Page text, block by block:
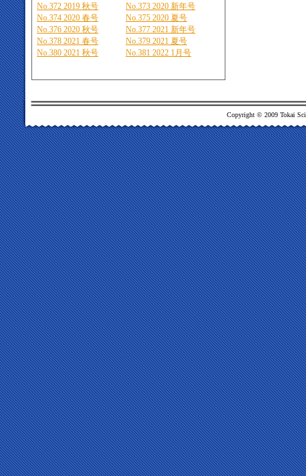
No.372 2019 秋号
No.373 2020 新年号
No.374 2020 春号
No.375 2020 夏号
No.376 2020 秋号
No.377 2021 新年号
No.378 2021 春号
No.379 2021 夏号
No.380 2021 秋号
No.381 2022 1月号
Copyright © 2009 Tokai